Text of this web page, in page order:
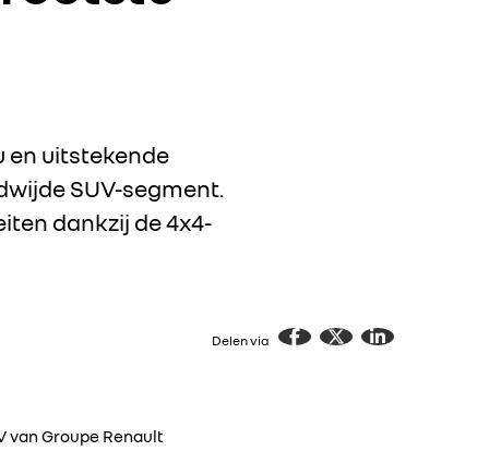
en uitstekende
SUV-segment.
dankzij de 4x4-
Delen via